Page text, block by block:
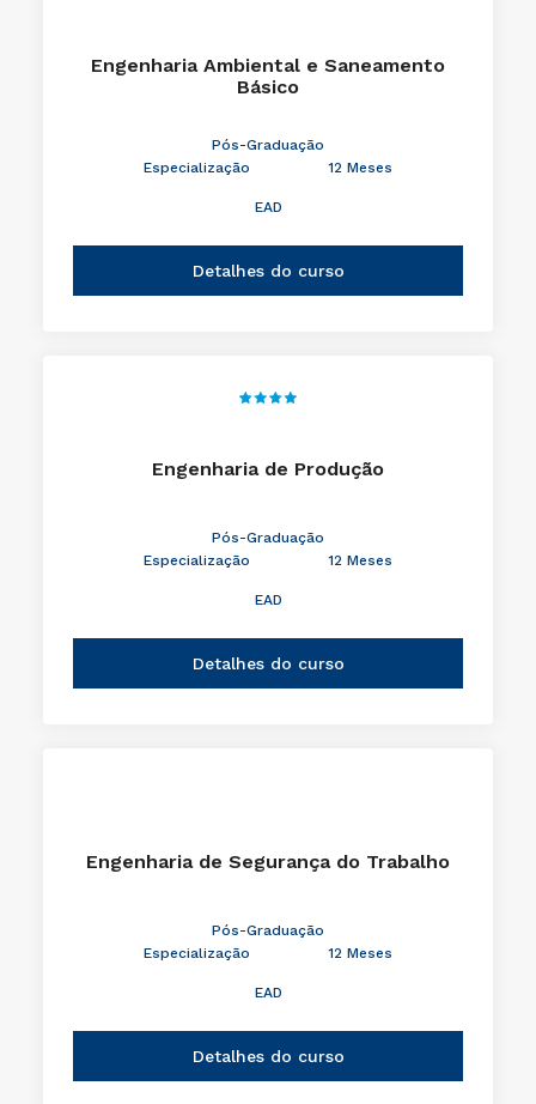
Engenharia Ambiental e Saneamento
Básico
Pós-Graduação
Especialização
12 Meses
EAD
Detalhes do curso
Engenharia de Produção
Pós-Graduação
Especialização
12 Meses
EAD
Detalhes do curso
Engenharia de Segurança do Trabalho
Pós-Graduação
Especialização
12 Meses
EAD
Detalhes do curso